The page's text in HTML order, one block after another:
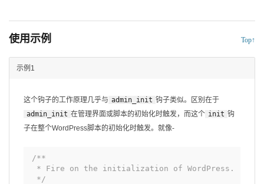
使用示例 Top↑
示例1
这个钩子的工作原理几乎与 admin_init 钩子类似。区别在于
admin_init 在管理界面或脚本的初始化时触发，而这个 init 钩
子在整个WordPress脚本的初始化时触发。就像-
/**
* Fire on the initialization of WordPress.
*/